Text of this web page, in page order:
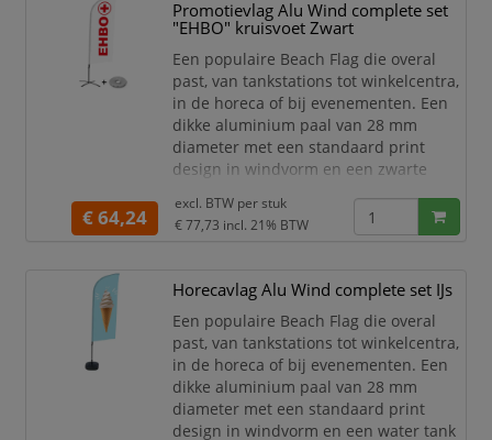
buitengebruik
Sterk aluminium
Inclusief 17 mm verchroomde
rotator en inbussleutel
Breedte (mm)
Promotievlag Alu Wind complete set
"EHBO" kruisvoet Zwart
Een populaire Beach Flag die overal
past, van tankstations tot winkelcentra,
in de horeca of bij evenementen. Een
dikke aluminium paal van 28 mm
diameter met een standaard print
design in windvorm en een zwarte
waterzak. Kies de print voor jouw
gelegenheid. Een mooie vlag voor jouw
Complete Beach Flag set met
print "EHBO" en zwarte kruisvoet
en verzwarende water- /zandzak
Meest populaire B
€ 64,24
excl. BTW perstuk
€ 77,73 incl. 21% BTW
Horecavlag Alu Wind complete set IJs
Een populaire Beach Flag die overal
past, van tankstations tot winkelcentra,
in de horeca of bij evenementen. Een
dikke aluminium paal van 28 mm
diameter met een standaard print
design in windvorm en een water tank